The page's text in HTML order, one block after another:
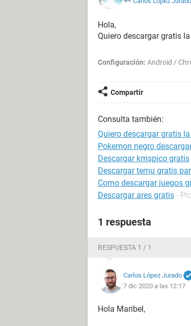
Hola,
Quiero descargar gratis
Configuración: Android /
Compartir
Consulta también:
Quiero descargar gratis
Pokemon negro
Descargar kmspico gratis
Descargar temu gratis
Como descargar juegos
Descargar ares gratis -
1 respuesta
RESPUESTA 1 / 1
Carlos López Jurado
7 dic 2020 a las 12:17
Hola Maribel,